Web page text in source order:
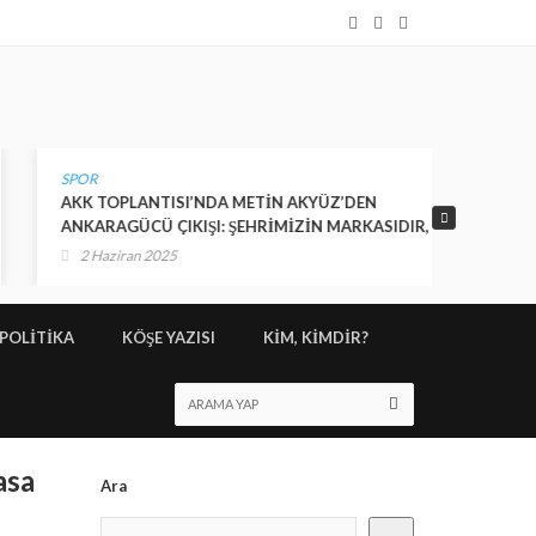
AKK TOPLANTISI’NDA METİN AKYÜZ’DEN
ANKARAGÜCÜ ÇIKIŞI: ŞEHRİMİZİN MARKASIDIR,
HERKESİN SAHİP ÇIKMASI GEREKİYOR
2 Haziran 2025
POLİTİKA KÖŞE YAZISI KİM, KİMDİR?
Ara